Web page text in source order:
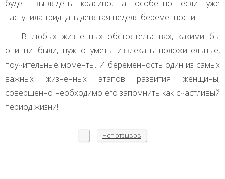
будет выглядеть красиво, а особенно если уже
наступила тридцать девятая неделя беременности.
В любых жизненных обстоятельствах, какими бы
они ни были, нужно уметь извлекать положительные,
поучительные моменты. И беременность один из самых
важных жизненных этапов развития женщины,
совершенно необходимо его запомнить как счастливый
период жизни!
Нет отзывов